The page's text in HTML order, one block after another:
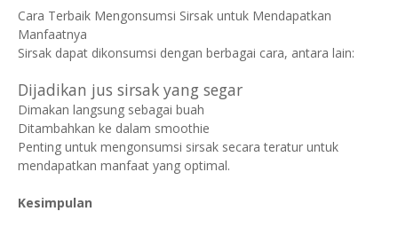
Cara Terbaik Mengonsumsi Sirsak untuk Mendapatkan
Manfaatnya
Sirsak dapat dikonsumsi dengan berbagai cara, antara lain:
Dijadikan jus sirsak yang segar
Dimakan langsung sebagai buah
Ditambahkan ke dalam smoothie
Penting untuk mengonsumsi sirsak secara teratur untuk
mendapatkan manfaat yang optimal.
Kesimpulan